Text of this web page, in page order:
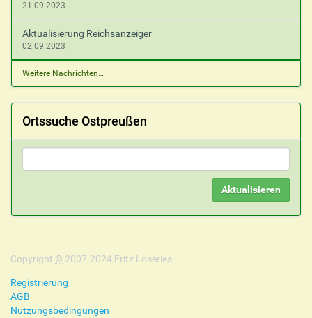
21.09.2023
Aktualisierung Reichsanzeiger
02.09.2023
Weitere Nachrichten…
Ortssuche Ostpreußen
Copyright © 2007-2024 Fritz Loseries
Registrierung
AGB
Nutzungsbedingungen